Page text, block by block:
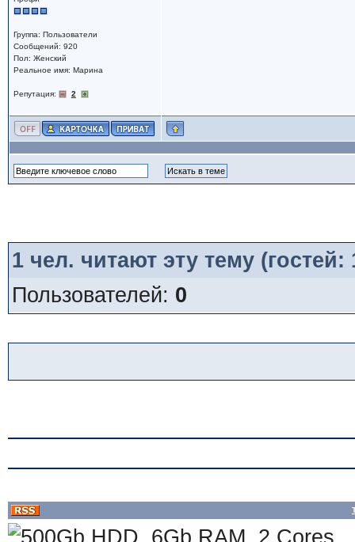
Группа: Пользователи
Сообщений: 920
Пол: Женский
Реальное имя: Марина
Репутация: 2
1чел. читают эту тему
Пользователей: 0